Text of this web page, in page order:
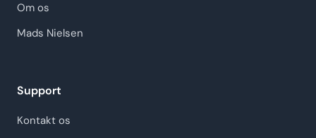
Om os
Mads Nielsen
Support
Kontakt os